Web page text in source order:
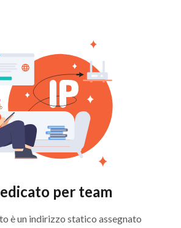
per team
è un indirizzo statico assegnato